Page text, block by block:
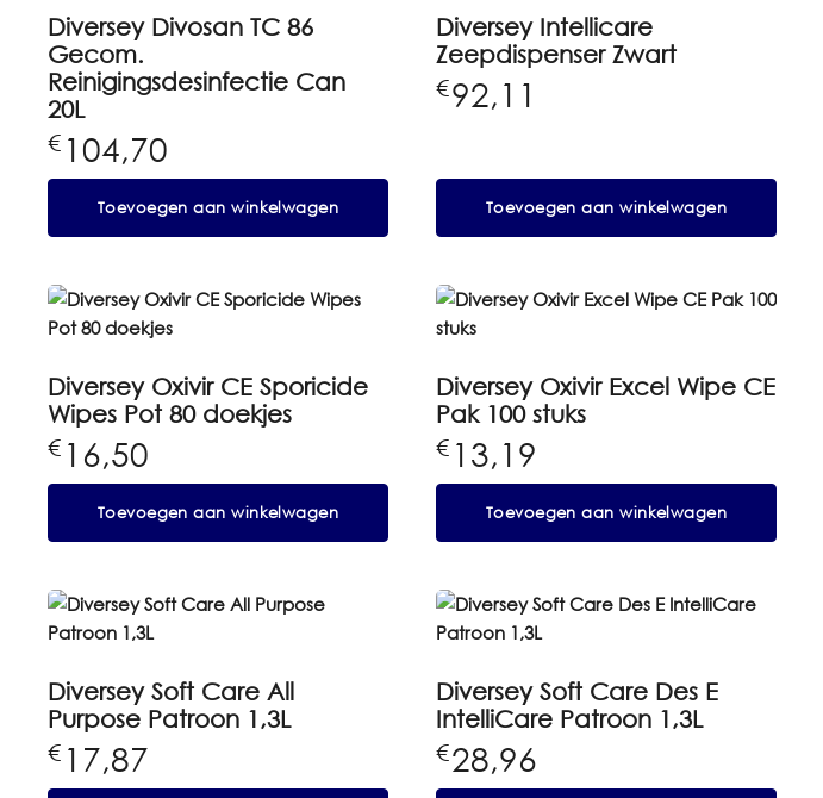
Diversey Divosan TC 86
Gecom.
Reinigingsdesinfectie Can
20L
€ 104,70
Toevoegen aan winkelwagen
Diversey Intellicare
Zeepdispenser Zwart
€92,11
Toevoegen aan winkelwagen
Diversey Oxivir CE Sporicide
Wipes Pot 80 doekjes
€ 16,50
Toevoegen aan winkelwagen
Diversey Oxivir Excel Wipe CE
Pak 100 stuks
€ 13,19
Toevoegen aan winkelwagen
Diversey Soft Care All
Purpose Patroon 1,3L
€ 17,87
Diversey Soft Care Des E
IntelliCare Patroon 1,3L
€28,96